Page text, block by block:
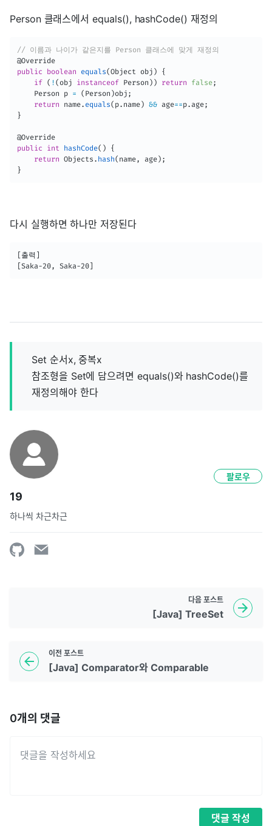
Person 클래스에서 equals(), hashCode() 재정의
// 이름과 나이가 같은지를 Person 클래스에 맞게 재정의
@Override
public
boolean equals(Object obj )
{
if ( ! ( obj instanceof Person ) ) return false;
Person p = ( Person )obj ;
return name. equals( p. name ) && age==p.age;
}
@Override
public
int hashCode( )
{
return Objects . hash( name, age ) ;
}
다시 실행하면 하나만 저장된다
[출력]
[Saka-20, Saka-20]
Set 순서x, 중복x
참조형을 Set에 담으려면 equals()와 hashCode()를
재정의해야 한다
19
하나씩 차근차근
팔로우
이전 포스트
[Java] Comparator와 Comparable
다음 포스트
[Java] TreeSet
0개의 댓글
댓글 작성